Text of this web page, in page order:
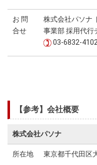
お 問
合せ
株式会社パソナ
事業部 採用代行
03-6832-4102
【参考】会社概要
株式会社パソナ
所在地 東京都千代田区